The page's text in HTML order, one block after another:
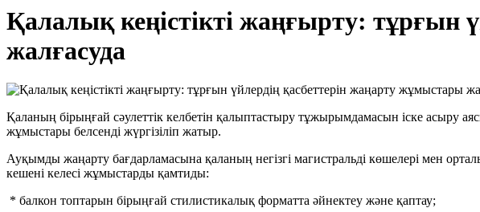
Қалалық кеңістікті жаңғырту: тұрғын
жалғасуда
Қаланың бірыңғай сәулеттік келбетін қалыптастыру тұжырымдамасын іске асыру
жұмыстары белсенді жүргізіліп жатыр.
Ауқымды жаңарту бағдарламасына қаланың негізгі магистральді көшелері мен
кешені келесі жұмыстарды қамтиды:
* балкон топтарын бірыңғай стилистикалық форматта әйнектеу және қаптау;